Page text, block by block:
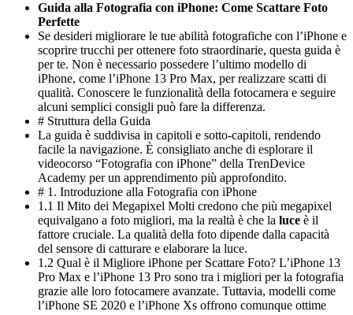
Guida alla Fotografia con iPhone: Come Scattare Foto
Perfette
Se desideri migliorare le tue abilità fotografiche con l’iPhone e
scoprire trucchi per ottenere foto straordinarie, questa guida è
per te. Non è necessario possedere l’ultimo modello di
iPhone, come l’iPhone 13 Pro Max, per realizzare scatti di
qualità. Conoscere le funzionalità della fotocamera e seguire
alcuni semplici consigli può fare la differenza.
# Struttura della Guida
La guida è suddivisa in capitoli e sotto-capitoli, rendendo
facile la navigazione. È consigliato anche di esplorare il
videocorso “Fotografia con iPhone” della TrenDevice
Academy per un apprendimento più approfondito.
# 1. Introduzione alla Fotografia con iPhone
1.1 Il Mito dei Megapixel Molti credono che più megapixel
equivalgano a foto migliori, ma la realtà è che la luce è il
fattore cruciale. La qualità della foto dipende dalla capacità
del sensore di catturare e elaborare la luce.
1.2 Qual è il Migliore iPhone per Scattare Foto? L’iPhone 13
Pro Max e l’iPhone 13 Pro sono tra i migliori per la fotografia
grazie alle loro fotocamere avanzate. Tuttavia, modelli come
l’iPhone SE 2020 e l’iPhone Xs offrono comunque ottime